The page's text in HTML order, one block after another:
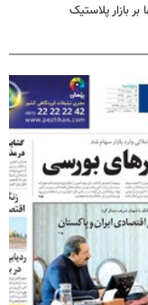
بازار پلاستیک